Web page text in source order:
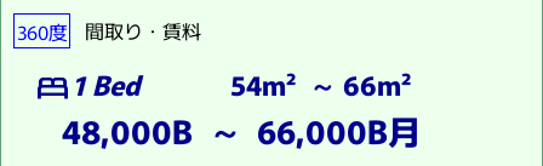
360度 間取り・賃料
bed 1 Bed 54m² ～ 66m²
48,000B ～ 66,000B月